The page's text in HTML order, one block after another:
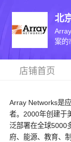
北
案的
店铺首页
Array Networks是
者。2000年创建于
泛部署在全球5000
府、能源、教育、